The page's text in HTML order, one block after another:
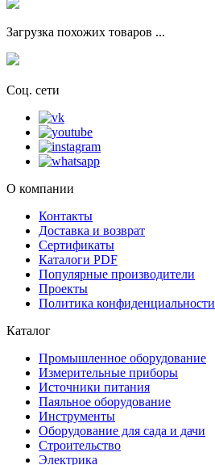
Загрузка похожих товаров ...
Соц. сети
О компании
Контакты
Доставка и возврат
Сертификаты
Каталоги PDF
Популярные производители
Проекты
Политика конфиденциальности
Каталог
Промышленное оборудование
Измерительные приборы
Источники питания
Паяльное оборудование
Инструменты
Оборудование для сада и дачи
Строительство
Электрика